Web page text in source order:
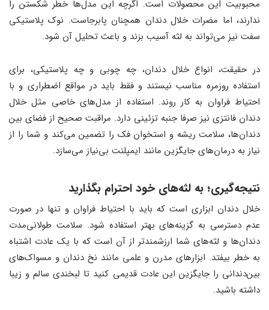
محبوبیت این محصولات است. اگرچه این مدل‌ها خطر شکستن را
ندارند، اما مضرات خلال دندان همچنان پابرجاست. نوک پلاستیکی
سفت نیز می‌تواند به لثه آسیب بزند و باعث تحلیل آن شود.
در حقیقت، انواع خلال دندان، چه چوبی و چه پلاستیکی، برای
استفاده روزمره مناسب نیستند و فقط باید در مواقع اضطراری و با
احتیاط فراوان به کار روند. استفاده از مدل‌های خاصی مثل خلال
دندان فانتزی نیز صرفا جنبه تزئینی دارد. مراقبت صحیح از فضای بین
دندان‌ها، سلامت ریشه و استخوان فک را تضمین می‌کند و شما را از
نیاز به درمان‌های جایگزین مانند ایمپلنت بی‌نیاز می‌سازد.
نتیجه‌گیری؛ به لثه‌های خود احترام بگذارید
خلال دندان ابزاری است که باید با احتیاط فراوان و تنها در صورت
عدم دسترسی به گزینه‌های بهتر استفاده شود. سلامت طولانی‌مدت
دندان‌ها و لثه‌های شما ارزشمندتر از آن است که با یک عادت اشتباه
به خطر بیفتد. ابزارهای مدرن و علمی مانند نخ دندان و مسواک‌های
بین‌دندانی را جایگزین این عادت قدیمی کنید تا لبخندی سالم و زیبا
داشته باشید.